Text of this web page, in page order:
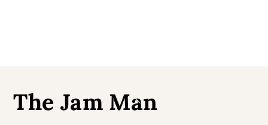
Back
The Jam Man